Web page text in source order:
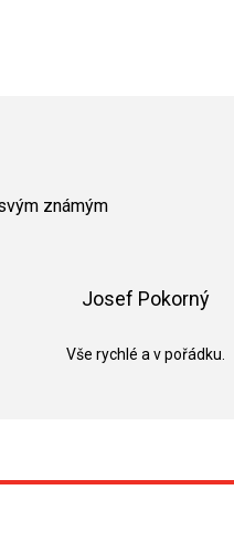
známým
Josef Pokorný
Vše rychlé a v pořádku.